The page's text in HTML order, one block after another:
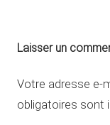
Laisser un
Votre adresse e-
obligatoires sont